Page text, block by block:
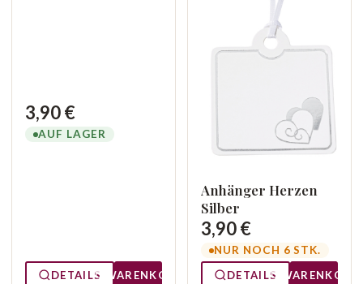
3,90 €
AUF LAGER
DETAILS WARENKORB
Anhänger Herzen
Silber
3,90 €
NUR NOCH 6 STK.
DETAILS
WARENKORB